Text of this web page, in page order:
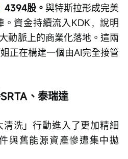
4394股。 與特斯拉形成完美
資金持續流入KDK，說明
動脈上的商業化落地。這兩
正在構建一個由AI完全接管
、泰瑞達
洗」行動進入了更加精細
與舊能源資產慘遭集中拋